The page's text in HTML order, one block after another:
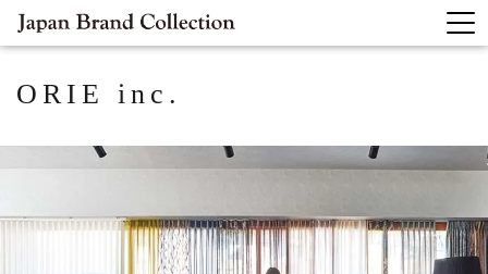
ORIE inc.